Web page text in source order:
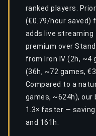
ranked players.
(€0.79/hour saved)
adds live streaming
premium over
from Iron IV (2h, ~4
(36h, ~72 games,
Compared to a
games, ~624h),
1.3× faster —
and 161h.